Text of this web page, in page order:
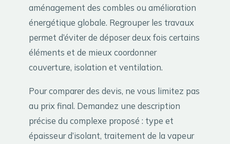
aménagement des combles ou amélioration
énergétique globale. Regrouper les travaux
permet d’éviter de déposer deux fois certains
éléments et de mieux coordonner
couverture, isolation et ventilation.
Pour comparer des devis, ne vous limitez pas
au prix final. Demandez une description
précise du complexe proposé : type et
épaisseur d’isolant, traitement de la vapeur